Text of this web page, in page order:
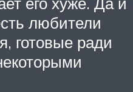
любители
готовые ради